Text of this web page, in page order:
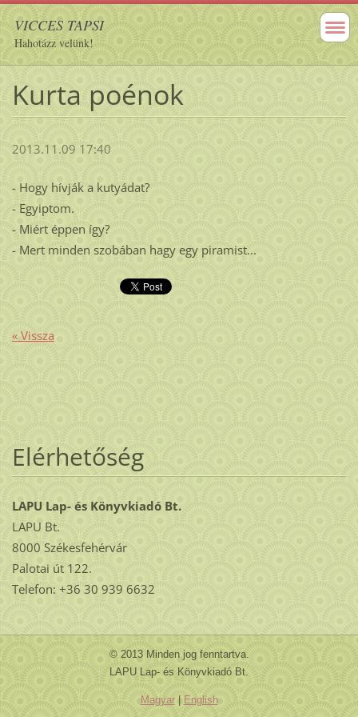
VICCES TAPSI
Hahotázz velünk!
Kurta poénok
2013.11.09 17:40
- Hogy hívják a kutyádat?
- Egyiptom.
- Miért éppen így?
- Mert minden szobában hagy egy piramist...
« Vissza
Elérhetőség
LAPU Lap- és Könyvkiadó Bt.
LAPU Bt.
8000 Székesfehérvár
Palotai út 122.
Telefon: +36 30 939 6632
© 2013 Minden jog fenntartva.
LAPU Lap- és Könyvkiadó Bt.
Magyar| English